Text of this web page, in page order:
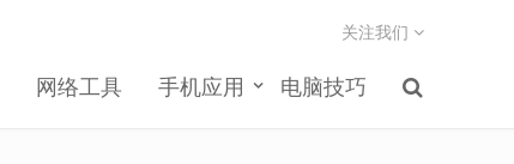
网络工具 手机应用 电脑技巧
关注我们